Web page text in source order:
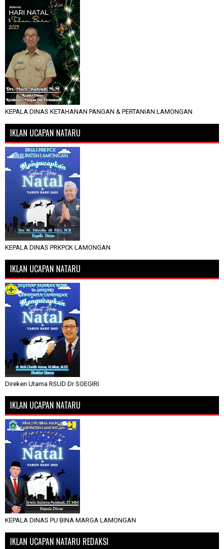
KEPALA DINAS KETAHANAN PANGAN & PERTANIAN LAMONGAN
IKLAN UCAPAN NATARU
KEPALA DINAS PRKPCK LAMONGAN
IKLAN UCAPAN NATARU
Direken Utama RSUD Dr SOEGIRI
IKLAN UCAPAN NATARU
KEPALA DINAS PU BINA MARGA LAMONGAN
IKLAN UCAPAN NATARU REDAKSI